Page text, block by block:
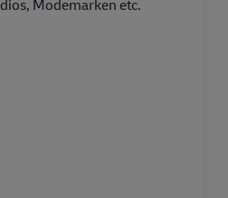
Modemarken etc.